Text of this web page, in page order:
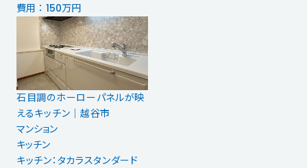
費用 ： 150万円
石目調のホーローパネルが映
えるキッチン｜越谷市
マンション
キッチン
キッチン：タカラスタンダード